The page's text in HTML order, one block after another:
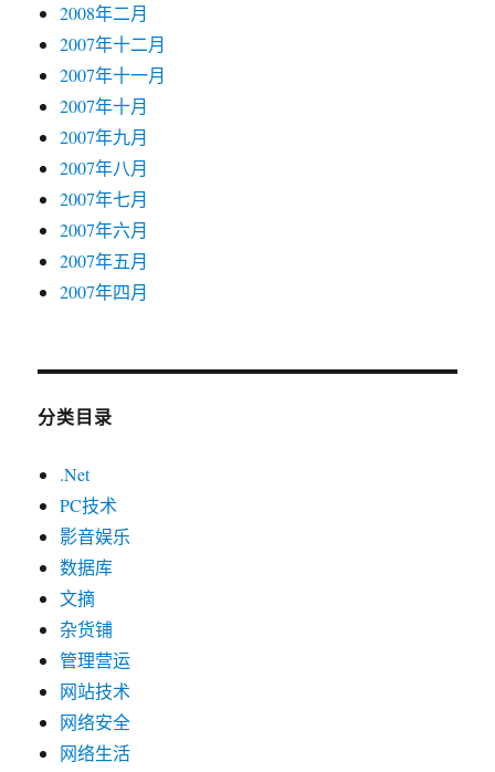
2008年二月
2007年十二月
2007年十一月
2007年十月
2007年九月
2007年八月
2007年七月
2007年六月
2007年五月
2007年四月
分类目录
.Net
PC技术
影音娱乐
数据库
文摘
杂货铺
管理营运
网站技术
网络安全
网络生活